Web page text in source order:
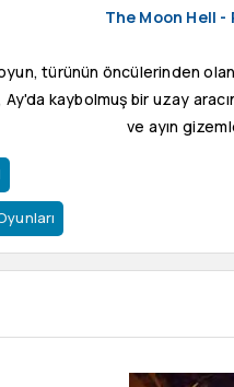
The Moon Hell -
türünün öncülerinden olan
Ay'da kaybolmuş bir uzay
ve ayın